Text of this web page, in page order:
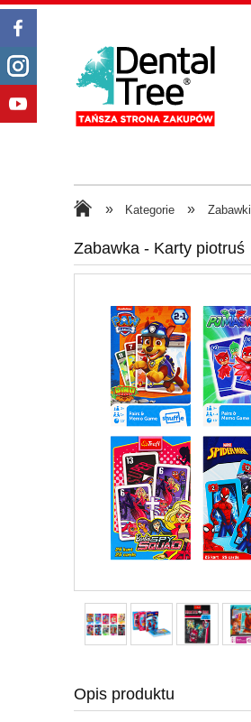
» Kategorie »
Zabawka - Karty piotruś
Opis produktu